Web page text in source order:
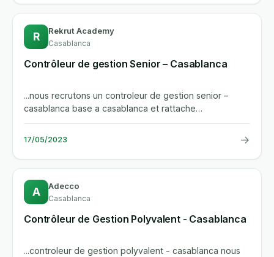
R Rekrut Academy
Casablanca
Contrôleur de gestion Senior – Casablanca
...nous recrutons un controleur de gestion senior –
casablanca base a casablanca et rattache
hierarchiquement au...
17/05/2023 →
A Adecco
Casablanca
Contrôleur de Gestion Polyvalent - Casablanca
...controleur de gestion polyvalent - casablanca nous